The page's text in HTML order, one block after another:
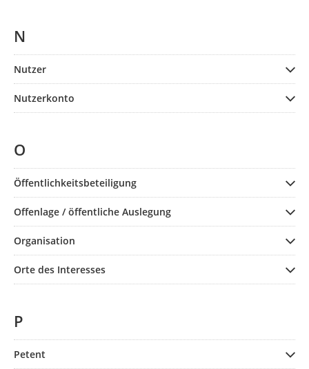
N
Nutzer
Nutzerkonto
O
Öffentlichkeitsbeteiligung
Offenlage / öffentliche Auslegung
Organisation
Orte des Interesses
P
Petent